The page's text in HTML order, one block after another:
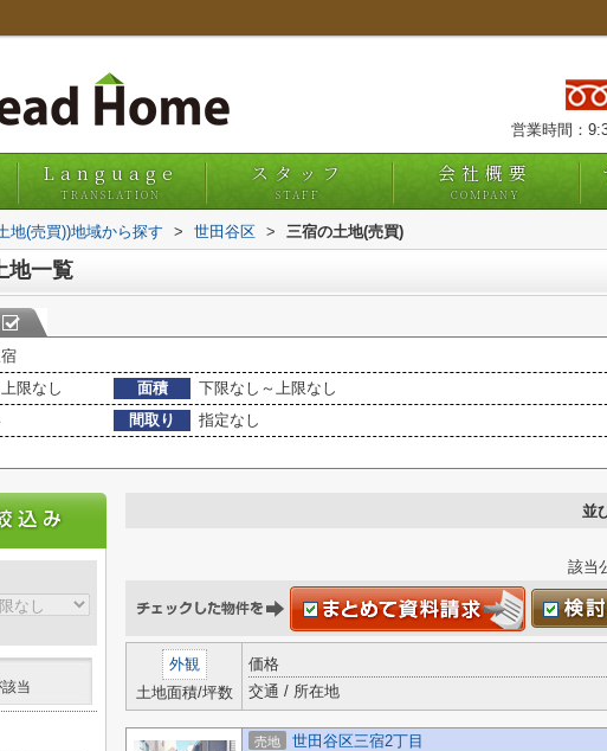
営業時間：
Language
TRANSLATION
スタッフ
STAFF
会社概要
COMPANY
地(売買))地域から探す > 世田谷区 > 三宿の土地(売買)
地一覧
限なし 面積
下限なし～上限なし
間取り
指定なし
並
該当
外観
土地面積/坪数
価格
交通 / 所在地
売地 世田谷区三宿2丁目
当